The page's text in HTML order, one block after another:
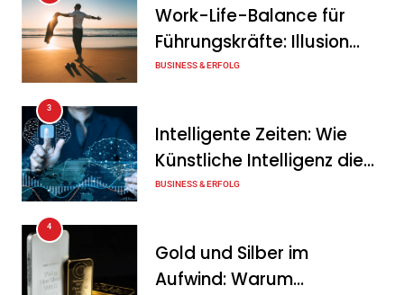
Tanja Schiller 7. August 2026
Wenn jede Minute zählt: Wie
Onboard-Kurier-Spezialist
Notfalllogistik neu denkt
6. August 2026
Work-Life-Balance für
Führungskräfte: Illusion
oder echte Chance?
BUSINESS & ERFOLG
3
Intelligente Zeiten: Wie
Künstliche Intelligenz die
Geschäftswelt verändert
BUSINESS & ERFOLG
4
Gold und Silber im
Aufwind: Warum